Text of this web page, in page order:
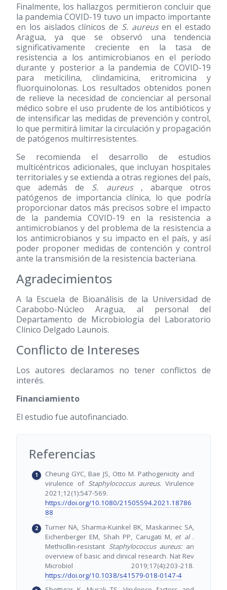
Finalmente, los hallazgos permitieron concluir que
la pandemia COVID-19 tuvo un impacto importante
en los aislados clínicos de S. aureusen el estado
Aragua, ya que se observó una tendencia
significativamente creciente en la tasa de
resistencia a los antimicrobianos en el período
durante y posterior a la pandemia de COVID-19
para meticilina, clindamicina, eritromicina y
fluorquinolonas. Los resultados obtenidos ponen
de relieve la necesidad de concienciar al personal
médico sobre el uso prudente de los antibióticos y
de intensificar las medidas de prevención y control,
lo que permitirá limitar la circulación y propagación
de patógenos multirresistentes.
Se recomienda el desarrollo de estudios
multicéntricos adicionales, que incluyan hospitales
territoriales y se extienda a otras regiones del país,
que además de S. aureus, abarque otros
patógenos de importancia clínica, lo que podría
proporcionar datos más precisos sobre el impacto
de la pandemia COVID-19 en la resistencia a
antimicrobianos y del problema de la resistencia a
los antimicrobianos y su impacto en el país, y así
poder proponer medidas de contención y control
ante la transmisión de la resistencia bacteriana.
Agradecimientos
A la Escuela de Bioanálisis de la Universidad de
Carabobo-Núcleo Aragua, al personal del
Departamento de Microbiología del Laboratorio
Clínico Delgado Launois.
Conflicto de Intereses
Los autores declaramos no tener conflictos de
interés.
Financiamiento
El estudio fue autofinanciado.
Referencias
Cheung GYC, Bae JS, Otto M. Pathogenicity and
virulence of Staphylococcus aureus. Virulence
2021;12(1):547-569.
https://doi.org/10.1080/21505594.2021.18786
88
Turner NA, Sharma-Kuinkel BK, Maskarinec SA,
Eichenberger EM, Shah PP, Carugati M, et al.
Methicillin-resistant Staphylococcus aureus:an
overview of basic and clinical research. Nat Rev
Microbiol 2019;17(4):203-218.
https://doi.org/10.1038/s41579-018-0147-4